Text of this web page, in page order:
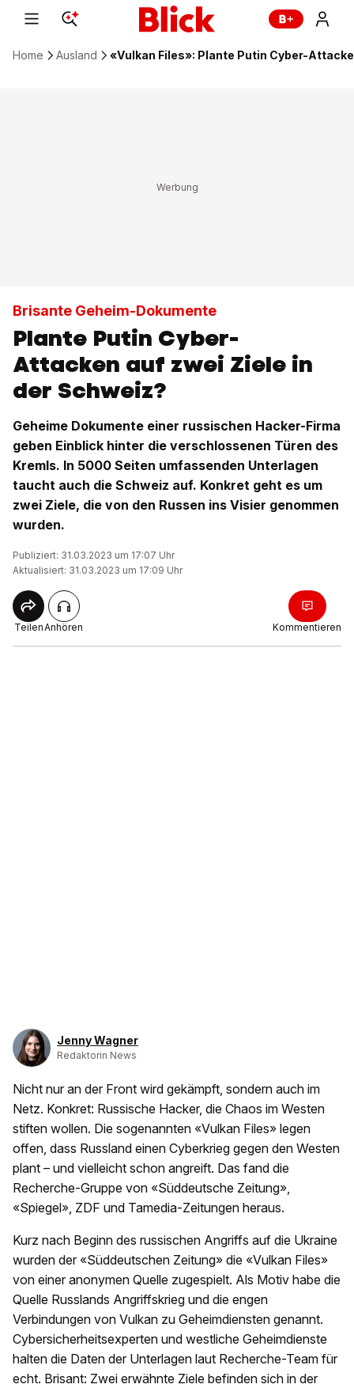
Home Ausland «Vulkan Files»: Plante Putin Cyber-
Brisante Geheim-Dokumente
Plante Putin Cyber-
Attacken auf zwei Ziele in
der Schweiz?
Geheime Dokumente einer russischen Hacker-Firma
geben Einblick hinter die verschlossenen Türen des
Kremls. In 5000 Seiten umfassenden Unterlagen
taucht auch die Schweiz auf. Konkret geht es um
zwei Ziele, die von den Russen ins Visier genommen
wurden.
Publiziert: 31.03.2023 um 17:07 Uhr
Aktualisiert: 31.03.2023 um 17:09 Uhr
TeilenAnhören Kommentieren
Jenny Wagner
Redaktorin News
Nicht nur an der Front wird gekämpft, sondern auch im
Netz. Konkret: Russische Hacker, die Chaos im Westen
stiften wollen. Die sogenannten «Vulkan Files» legen
offen, dass Russland einen Cyberkrieg gegen den Westen
plant – und vielleicht schon angreift. Das fand die
Recherche-Gruppe von «Süddeutsche Zeitung»,
«Spiegel», ZDF und Tamedia-Zeitungen heraus.
Kurz nach Beginn des russischen Angriffs auf die Ukraine
wurden der «Süddeutschen Zeitung» die «Vulkan Files»
von einer anonymen Quelle zugespielt. Als Motiv habe die
Quelle Russlands Angriffskrieg und die engen
Verbindungen von Vulkan zu Geheimdiensten genannt.
Cybersicherheitsexperten und westliche Geheimdienste
halten die Daten der Unterlagen laut Recherche-Team für
echt. Brisant: Zwei erwähnte Ziele befinden sich in der